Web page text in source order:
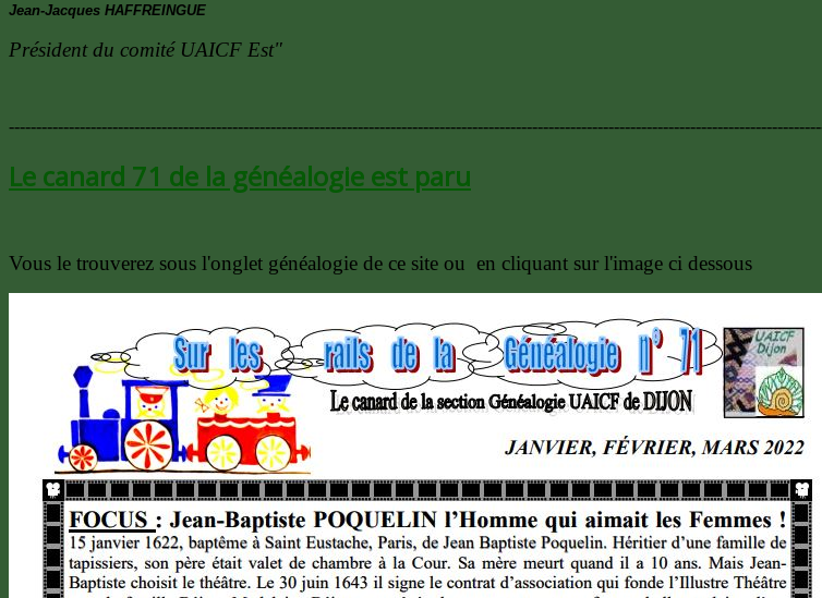
Jean-Jacques HAFFREINGUE
Président du comité UAICF Est"
Le canard 71 de la généalogie est paru
Vous le trouverez sous l'onglet généalogie de ce site ou en cliquant sur l'image ci dessous